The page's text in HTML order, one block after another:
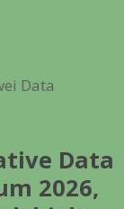
Data
Data
2026,